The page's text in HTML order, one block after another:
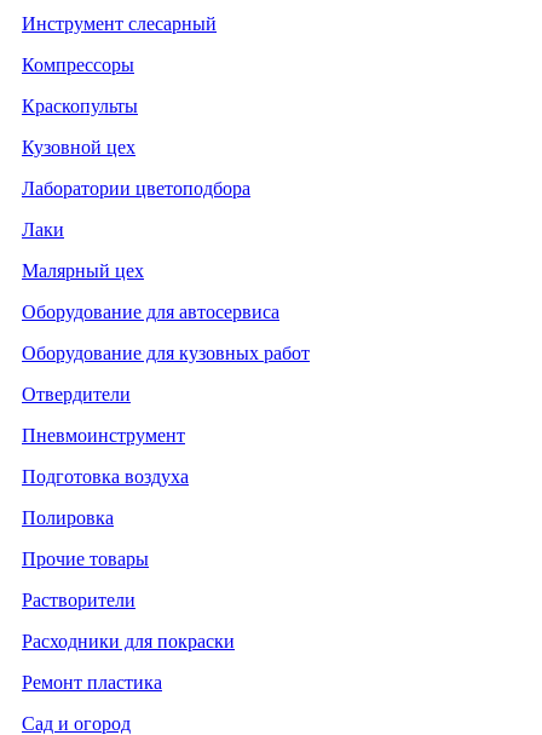
Инструмент слесарный
Компрессоры
Краскопульты
Кузовной цех
Лаборатории цветоподбора
Лаки
Малярный цех
Оборудование для автосервиса
Оборудование для кузовных работ
Отвердители
Пневмоинструмент
Подготовка воздуха
Полировка
Прочие товары
Растворители
Расходники для покраски
Ремонт пластика
Сад и огород